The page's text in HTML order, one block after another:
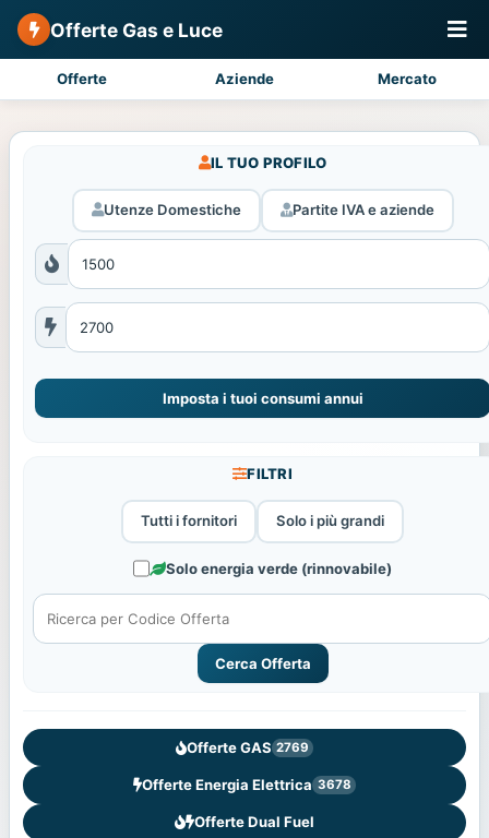
Offerte Gas e Luce
Offerte Aziende Mercato
IL TUO PROFILO
Utenze Domestiche Partite IVA e aziende
Imposta i tuoi consumi annui
FILTRI
Tutti i fornitori Solo i più grandi
Solo energia verde (rinnovabile)
Cerca Offerta
Offerte GAS 2769
Offerte Energia Elettrica 3678
Offerte Dual Fuel